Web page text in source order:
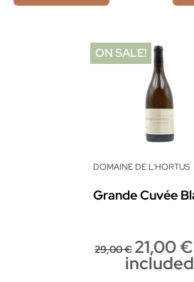
DOMAINE DE L'HORTUS
Grande Cuvée
29,00 € 21,00
included
ON SALE!